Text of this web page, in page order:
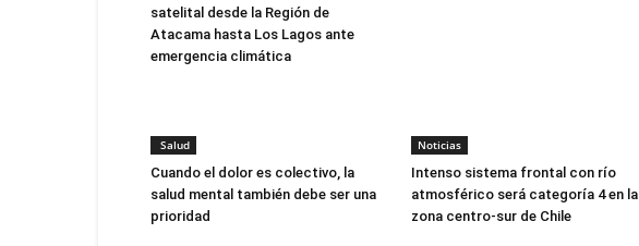
satelital desde la Región de
Atacama hasta Los Lagos ante
emergencia climática
Salud
Cuando el dolor es colectivo, la
salud mental también debe ser una
prioridad
Noticias
Intenso sistema frontal con río
atmosférico será categoría 4 en la
zona centro-sur de Chile